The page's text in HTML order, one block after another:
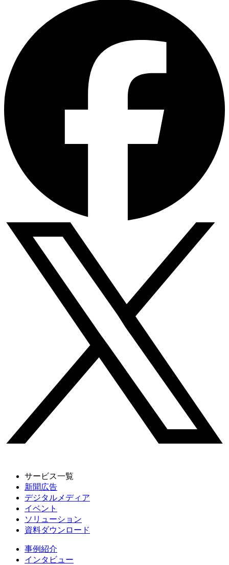
サービス一覧
新聞広告
デジタルメディア
イベント
ソリューション
資料ダウンロード
事例紹介
インタビュー